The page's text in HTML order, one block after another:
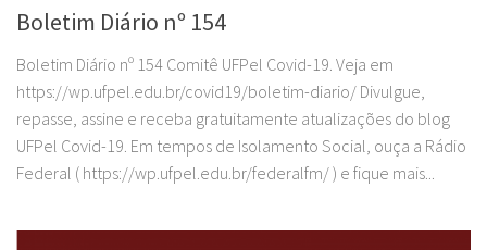
Boletim Diário nº 154
Boletim Diário nº 154 Comitê UFPel Covid-19. Veja em
https://wp.ufpel.edu.br/covid19/boletim-diario/ Divulgue,
repasse, assine e receba gratuitamente atualizações do blog
UFPel Covid-19. Em tempos de Isolamento Social, ouça a Rádio
Federal ( https://wp.ufpel.edu.br/federalfm/ ) e fique mais...